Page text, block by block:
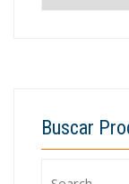
Buscar